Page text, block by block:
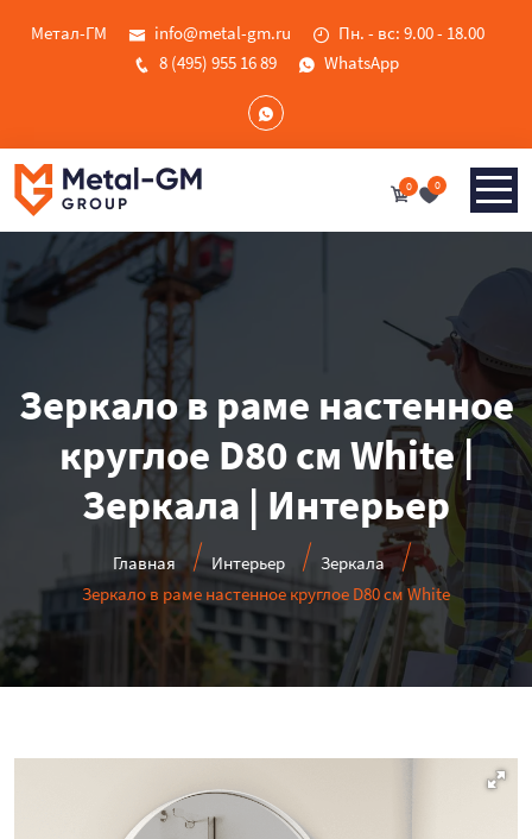
Метал-ГМ info@metal-gm.ru
Пн. - вс: 9.00 - 18.00
8 (495) 955 16 89
WhatsApp
0 0
Зеркало в раме настенное
круглое D80 см White |
Зеркала | Интерьер
Главная Интерьер
Зеркала
Зеркало в раме настенное круглое D80 см White